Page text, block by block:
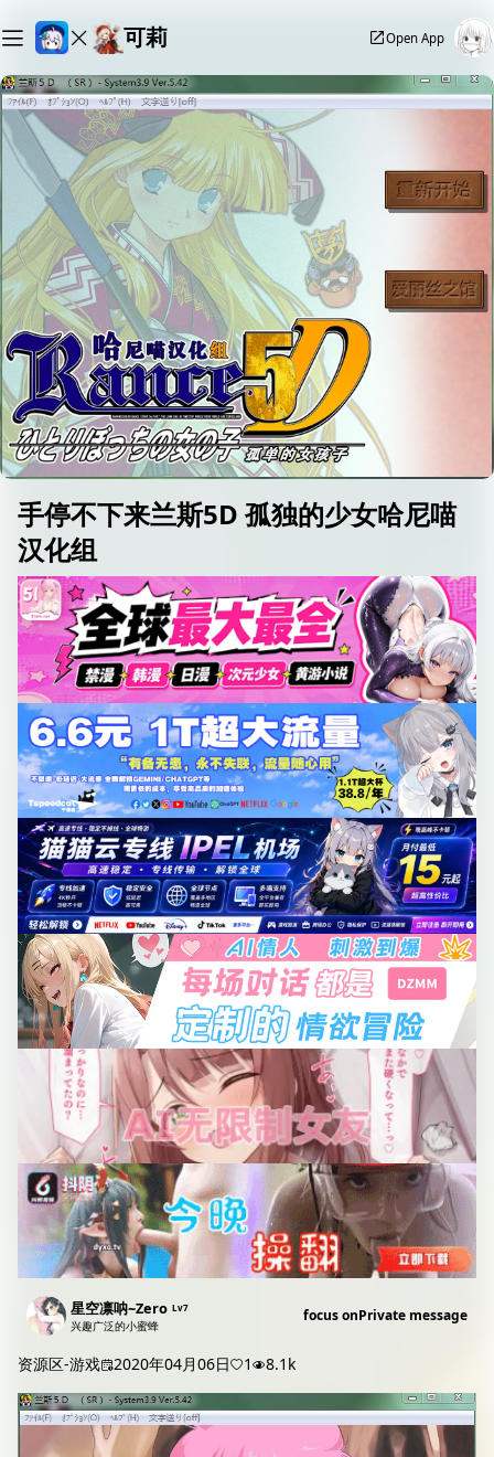
可莉 Open App
手停不下来兰斯5D 孤独的少女哈尼喵
汉化组
星空凛呐~Zero Lv7
兴趣广泛的小蜜蜂
focus onPrivate message
资源区-游戏 2020年04月06日 1 8.1k